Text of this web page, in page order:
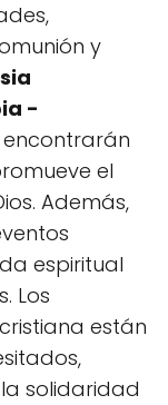
y
-
encontrarán
el
Además,
espiritual
Los
están
solidaridad